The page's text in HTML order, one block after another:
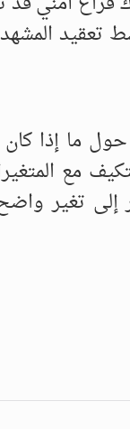
تعقيد
حول ما إذا
مع
إلى تغير